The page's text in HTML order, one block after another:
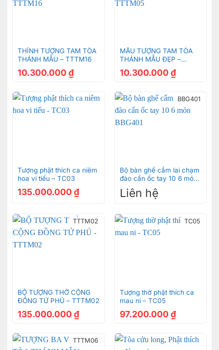
THỈNH TƯỢNG TAM TÒA
THÁNH MẪU – TTTM16
10.300.000 ₫
MẪU TƯỢNG TAM TÒA
THÁNH MẪU ĐẸP –
10.300.000 ₫
Tượng phật thích ca niêm
hoa vi tiếu – TC03
135.000.000 ₫
BBG401
Bộ bàn ghế cẩm lai chạm
đào cẩn ốc tay 10 6 món
BBG401
Liên hệ
TTTM02
BỘ TƯỢNG THỜ CỘNG
ĐỒNG TỨ PHỦ – TTTM02
135.000.000 ₫
TC05
Tượng thờ phật thích ca
mau ni – TC05
97.200.000 ₫
TTTM06